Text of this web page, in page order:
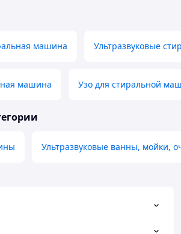
машина Ультразвуковые
машина Узо для стиральной
Ультразвуковые ванны, мойки,